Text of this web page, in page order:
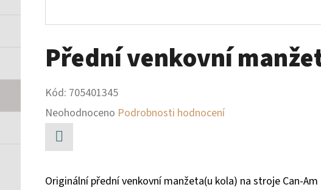
Přední venkovní
Kód: 705401345
Průměrné
hodnocení
produktu
Neohodnoceno Podrobnosti hodnocení
Originální přední venkovní manžeta(u kola) na stroje Can-Am